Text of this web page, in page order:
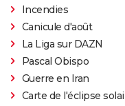
Incendies
Canicule d'août
La Liga sur DAZN
Pascal Obispo
Guerre en Iran
Carte de l'éclipse